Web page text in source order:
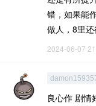
错，如果能
做人，8里还
2024-06-07
良心作 剧情